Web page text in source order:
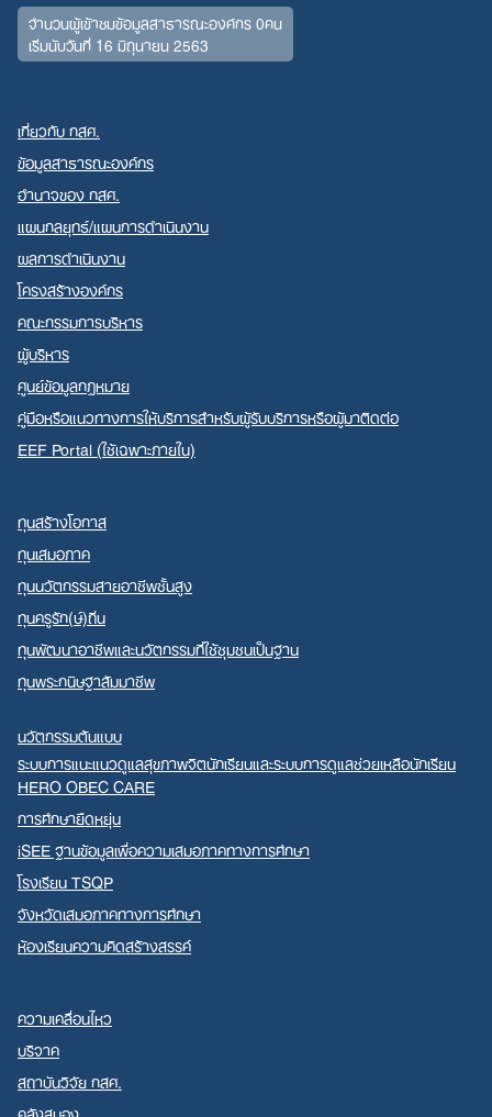
Search
for:
จำนวนผู้เข้าชมข้อมูลสาธารณะองค์กร 0คน
เริ่มนับวันที่ 16 มิถุนายน 2563
เกี่ยวกับ กสศ.
ข้อมูลสาธารณะองค์กร
อำนาจของ กสศ.
แผนกลยุทธ์/แผนการดำเนินงาน
ผลการดำเนินงาน
โครงสร้างองค์กร
คณะกรรมการบริหาร
ผู้บริหาร
ศูนย์ข้อมูลกฎหมาย
คู่มือหรือแนวทางการให้บริการสำหรับผู้รับบริการหรือผู้มาติดต่อ
EEF Portal (ใช้เฉพาะภายใน)
ทุนสร้างโอกาส
ทุนเสมอภาค
ทุนนวัตกรรมสายอาชีพชั้นสูง
ทุนครูรัก(ษ์)ถิ่น
ทุนพัฒนาอาชีพและนวัตกรรมที่ใช้ชุมชนเป็นฐาน
ทุนพระกนิษฐาสัมมาชีพ
นวัตกรรมต้นแบบ
ระบบการแนะแนวดูแลสุขภาพจิตนักเรียนและระบบการดูแลช่วยเหลือนักเรียน
HERO OBEC CARE
การศึกษายืดหยุ่น
iSEE ฐานข้อมูลเพื่อความเสมอภาคทางการศึกษา
โรงเรียน TSQP
จังหวัดเสมอภาคทางการศึกษา
ห้องเรียนความคิดสร้างสรรค์
ความเคลื่อนไหว
บริจาค
สถาบันวิจัย กสศ.